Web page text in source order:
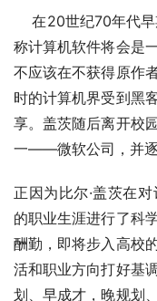
在20世纪70年代早
称计算机软件将会是
不应该在不获得原作
时的计算机界受到黑
享。盖茨随后离开校
一——微软公司，并逐
正因为比尔·盖茨在
的职业生涯进行了科
酬勤，即将步入高校
活和职业方向打好基
划、早成才，晚规划